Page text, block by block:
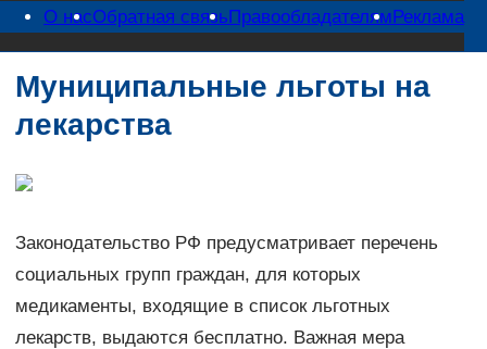
О насОбратная связьПравообладателямРеклама
Муниципальные льготы на
лекарства
Законодательство РФ предусматривает перечень
социальных групп граждан, для которых
медикаменты, входящие в список льготных
лекарств, выдаются бесплатно. Важная мера